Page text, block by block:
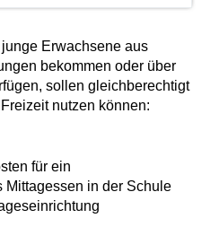
Erwachsene aus
bekommen oder über
sollen gleichberechtigt
nutzen können:
für ein
Mittagessen in der Schule